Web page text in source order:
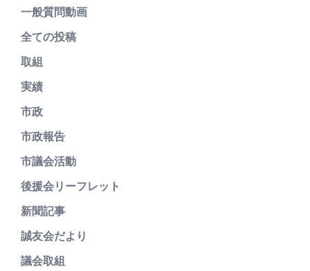
一般質問動画
全ての投稿
取組
実績
市政
市政報告
市議会活動
後援会リーフレット
新聞記事
誠友会だより
議会取組